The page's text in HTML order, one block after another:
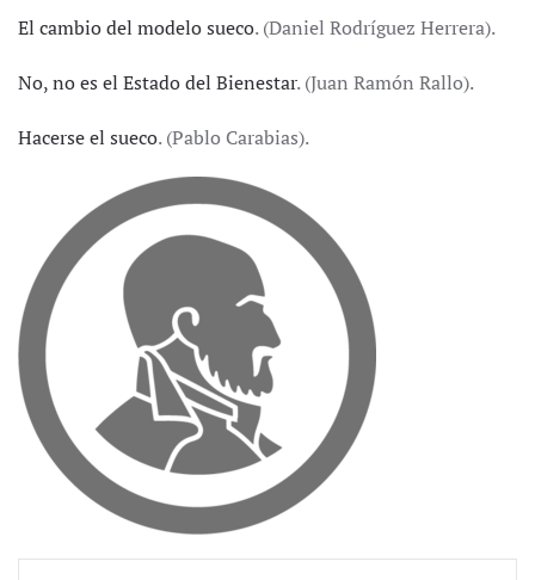
El cambio del modelo sueco. (Daniel Rodríguez Herrera).
No, no es el Estado del Bienestar. (Juan Ramón Rallo).
Hacerse el sueco. (Pablo Carabias).